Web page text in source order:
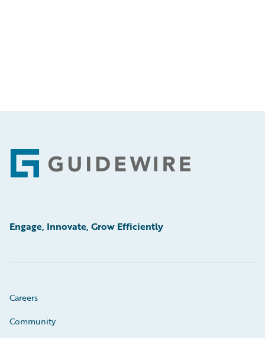
Footer
Engage, Innovate, Grow Efficiently
Careers
Community